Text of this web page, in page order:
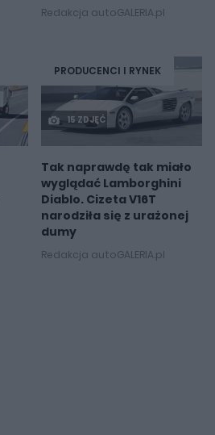
Redakcja autoGALERIA.pl
PRODUCENCI I RYNEK
15 ZDJĘĆ
Tak naprawdę tak miało
wyglądać Lamborghini
Diablo. Cizeta V16T
narodziła się z urażonej
dumy
Redakcja autoGALERIA.pl